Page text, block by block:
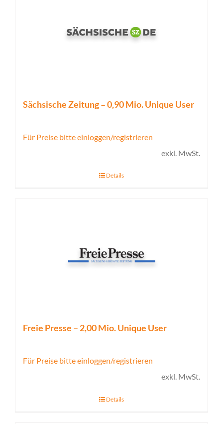
Sächsische Zeitung – 0,90 Mio. Unique User
Für Preise bitte einloggen/registrieren
exkl. MwSt.
Details
Freie Presse – 2,00 Mio. Unique User
Für Preise bitte einloggen/registrieren
exkl. MwSt.
Details